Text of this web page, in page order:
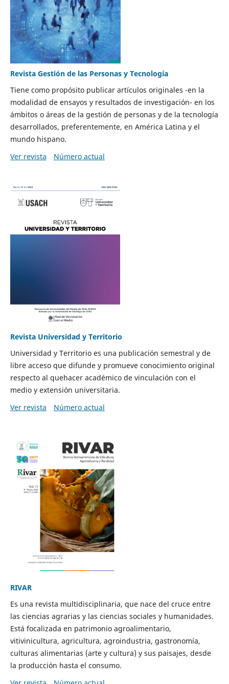
Revista Gestión de las Personas y Tecnología
Tiene como propósito publicar artículos originales -en la
modalidad de ensayos y resultados de investigación- en los
ámbitos o áreas de la gestión de personas y de la tecnología
desarrollados, preferentemente, en América Latina y el
mundo hispano.
Ver revista
Número actual
Revista Universidad y Territorio
Universidad y Territorio es una publicación semestral y de
libre acceso que difunde y promueve conocimiento original
respecto al quehacer académico de vinculación con el
medio y extensión universitaria.
Ver revista
Número actual
RIVAR
Es una revista multidisciplinaria, que nace del cruce entre
las ciencias agrarias y las ciencias sociales y humanidades.
Está focalizada en patrimonio agroalimentario,
vitivinicultura, agricultura, agroindustria, gastronomía,
culturas alimentarias (arte y cultura) y sus paisajes, desde
la producción hasta el consumo.